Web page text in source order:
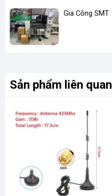
Gia Công SMT
Sản phẩm liên quan